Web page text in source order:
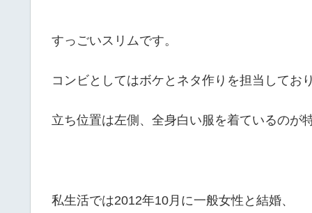
すっごいスリムです。
コンビとしてはボケとネタ作りを担当してお
立ち位置は左側、全身白い服を着ているのが
私生活では2012年10月に一般女性と結婚、